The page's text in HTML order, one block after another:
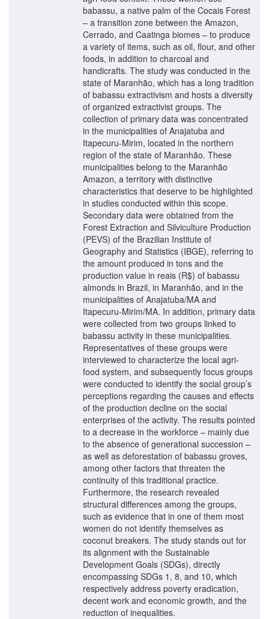
babassu, a native palm of the Cocais Forest
– a transition zone between the Amazon,
Cerrado, and Caatinga biomes – to produce
a variety of items, such as oil, flour, and other
foods, in addition to charcoal and
handicrafts. The study was conducted in the
state of Maranhão, which has a long tradition
of babassu extractivism and hosts a diversity
of organized extractivist groups. The
collection of primary data was concentrated
in the municipalities of Anajatuba and
Itapecuru-Mirim, located in the northern
region of the state of Maranhão. These
municipalities belong to the Maranhão
Amazon, a territory with distinctive
characteristics that deserve to be highlighted
in studies conducted within this scope.
Secondary data were obtained from the
Forest Extraction and Silviculture Production
(PEVS) of the Brazilian Institute of
Geography and Statistics (IBGE), referring to
the amount produced in tons and the
production value in reais (R$) of babassu
almonds in Brazil, in Maranhão, and in the
municipalities of Anajatuba/MA and
Itapecuru-Mirim/MA. In addition, primary data
were collected from two groups linked to
babassu activity in these municipalities.
Representatives of these groups were
interviewed to characterize the local agri-
food system, and subsequently focus groups
were conducted to identify the social group’s
perceptions regarding the causes and effects
of the production decline on the social
enterprises of the activity. The results pointed
to a decrease in the workforce – mainly due
to the absence of generational succession –
as well as deforestation of babassu groves,
among other factors that threaten the
continuity of this traditional practice.
Furthermore, the research revealed
structural differences among the groups,
such as evidence that in one of them most
women do not identify themselves as
coconut breakers. The study stands out for
its alignment with the Sustainable
Development Goals (SDGs), directly
encompassing SDGs 1, 8, and 10, which
respectively address poverty eradication,
decent work and economic growth, and the
reduction of inequalities.